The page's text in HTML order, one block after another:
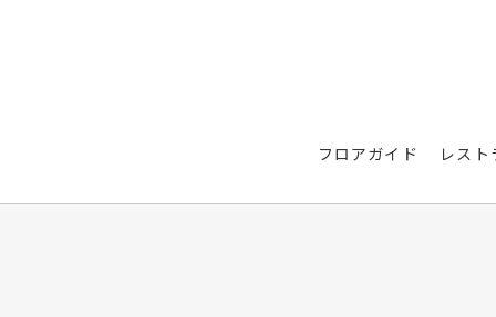
フロアガイド レスト